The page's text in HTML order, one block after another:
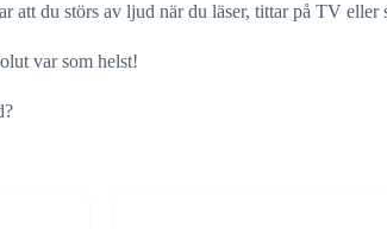
att du störs av ljud när du läser, tittar på TV eller
var som helst!